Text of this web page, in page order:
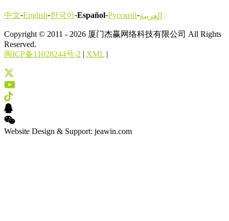
中文-English-한국어-Español-Русский-العربية
Copyright © 2011 - 2026 厦门杰赢网络科技有限公司 All Rights
Reserved.
闽ICP备11028244号-2 | XML |
Website Design & Support: jeawin.com